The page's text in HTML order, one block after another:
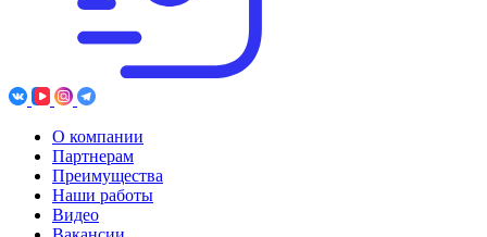
О компании
Партнерам
Преимущества
Наши работы
Видео